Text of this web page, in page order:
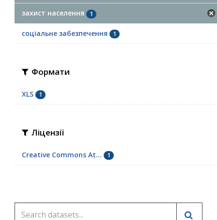
захист населення 1
соціальне забезпечення 1
Формати
XLS 1
Ліцензії
Creative Commons At... 1